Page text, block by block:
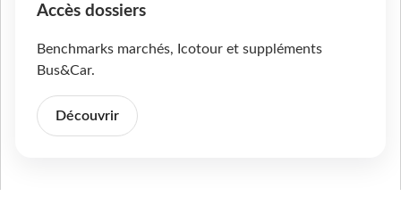
Accès dossiers
Benchmarks marchés, Icotour et suppléments
Bus&Car.
Découvrir